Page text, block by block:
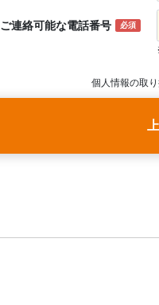
ご連絡可能な電話番号 必須
個人情報の取り